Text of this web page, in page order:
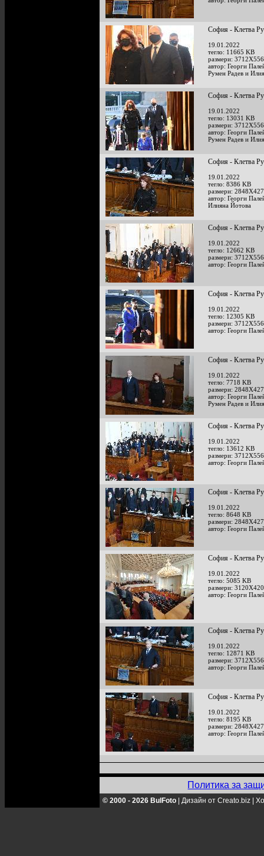
София - Клетва
19.01.2022
тегло: 11665 KB
размери:
автор: Георги
Румен Радев и
София - Клетва
19.01.2022
тегло: 13031 KB
размери:
автор: Георги
Румен Радев и
София - Клетва
19.01.2022
тегло: 8386 KB
размери:
автор: Георги
Илияна Йотова
София - Клетва
19.01.2022
тегло: 12662 KB
размери:
автор: Георги
София - Клетва
19.01.2022
тегло: 12305 KB
размери:
автор: Георги
София - Клетва
19.01.2022
тегло: 7718 KB
размери:
автор: Георги
Румен Радев и
София - Клетва
19.01.2022
тегло: 13612 KB
размери:
автор: Георги
София - Клетва
19.01.2022
тегло: 8648 KB
размери:
автор: Георги
София - Клетва
19.01.2022
тегло: 5085 KB
размери:
автор: Георги
София - Клетва
19.01.2022
тегло: 12871 KB
размери:
автор: Георги
София - Клетва
19.01.2022
тегло: 8195 KB
размери:
автор: Георги
Политика за
© 2000 - 2026 BulFoto Дизайн от Creato.biz